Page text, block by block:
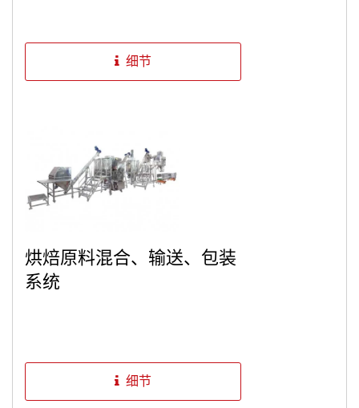
细节
烘焙原料混合、输送、包装
系统
细节